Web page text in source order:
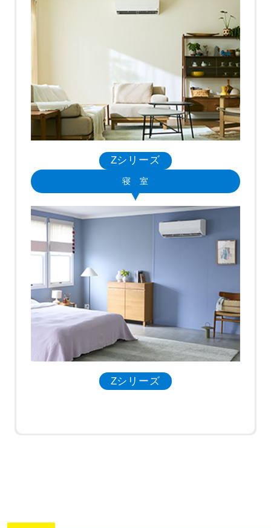
Zシリーズ
寝 室
Zシリーズ